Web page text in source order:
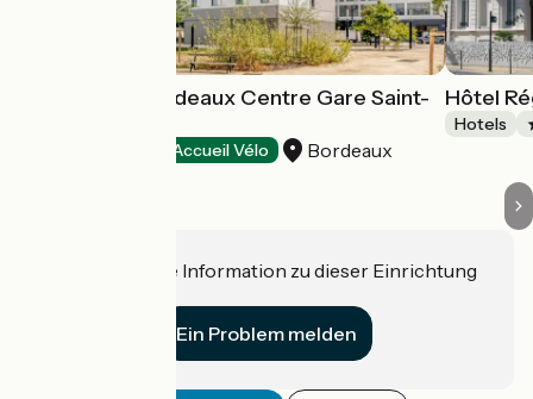
Hôtel B & B Bordeaux Centre Gare Saint-
Accueil Vélo Bordeaux
Hôtel
Hotels
Haben Sie eine Information zu dieser Einrichtung
Ein Problem melden